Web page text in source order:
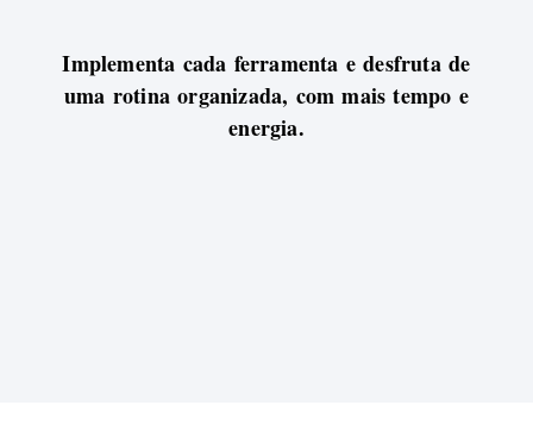
Implementa cada ferramenta e desfruta de
uma rotina organizada, com mais tempo e
energia.